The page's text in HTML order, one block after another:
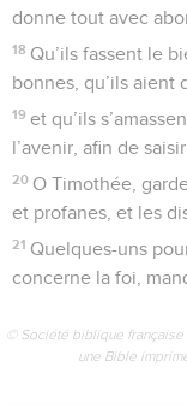
donne tout avec
18 Qu’ils fassent le
bonnes, qu’ils aient
19 et qu’ils
l’avenir, afin de
20 O Timothée,
et profanes, et les
21 Quelques-uns
concerne la foi,
© Société biblique française
une Bible